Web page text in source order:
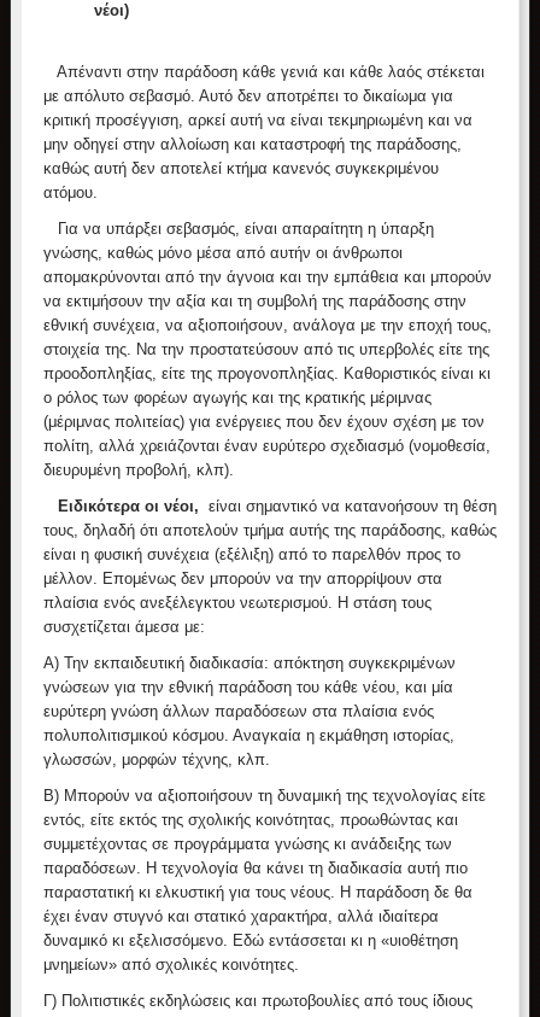
νέοι)
Απέναντι στην παράδοση κάθε γενιά και κάθε λαός στέκεται
με απόλυτο σεβασμό. Αυτό δεν αποτρέπει το δικαίωμα για
κριτική προσέγγιση, αρκεί αυτή να είναι τεκμηριωμένη και να
μην οδηγεί στην αλλοίωση και καταστροφή της παράδοσης,
καθώς αυτή δεν αποτελεί κτήμα κανενός συγκεκριμένου
ατόμου.
Για να υπάρξει σεβασμός, είναι απαραίτητη η ύπαρξη
γνώσης, καθώς μόνο μέσα από αυτήν οι άνθρωποι
απομακρύνονται από την άγνοια και την εμπάθεια και μπορούν
να εκτιμήσουν την αξία και τη συμβολή της παράδοσης στην
εθνική συνέχεια, να αξιοποιήσουν, ανάλογα με την εποχή τους,
στοιχεία της. Να την προστατεύσουν από τις υπερβολές είτε της
προοδοπληξίας, είτε της προγονοπληξίας. Καθοριστικός είναι κι
ο ρόλος των φορέων αγωγής και της κρατικής μέριμνας
(μέριμνας πολιτείας) για ενέργειες που δεν έχουν σχέση με τον
πολίτη, αλλά χρειάζονται έναν ευρύτερο σχεδιασμό (νομοθεσία,
διευρυμένη προβολή, κλπ).
Ειδικότερα οι νέοι, είναι σημαντικό να κατανοήσουν τη θέση
τους, δηλαδή ότι αποτελούν τμήμα αυτής της παράδοσης, καθώς
είναι η φυσική συνέχεια (εξέλιξη) από το παρελθόν προς το
μέλλον. Επομένως δεν μπορούν να την απορρίψουν στα
πλαίσια ενός ανεξέλεγκτου νεωτερισμού. Η στάση τους
συσχετίζεται άμεσα με:
Α) Την εκπαιδευτική διαδικασία: απόκτηση συγκεκριμένων
γνώσεων για την εθνική παράδοση του κάθε νέου, και μία
ευρύτερη γνώση άλλων παραδόσεων στα πλαίσια ενός
πολυπολιτισμικού κόσμου. Αναγκαία η εκμάθηση ιστορίας,
γλωσσών, μορφών τέχνης, κλπ.
Β) Μπορούν να αξιοποιήσουν τη δυναμική της τεχνολογίας είτε
εντός, είτε εκτός της σχολικής κοινότητας, προωθώντας και
συμμετέχοντας σε προγράμματα γνώσης κι ανάδειξης των
παραδόσεων. Η τεχνολογία θα κάνει τη διαδικασία αυτή πιο
παραστατική κι ελκυστική για τους νέους. Η παράδοση δε θα
έχει έναν στυγνό και στατικό χαρακτήρα, αλλά ιδιαίτερα
δυναμικό κι εξελισσόμενο. Εδώ εντάσσεται κι η «υιοθέτηση
μνημείων» από σχολικές κοινότητες.
Γ) Πολιτιστικές εκδηλώσεις και πρωτοβουλίες από τους ίδιους